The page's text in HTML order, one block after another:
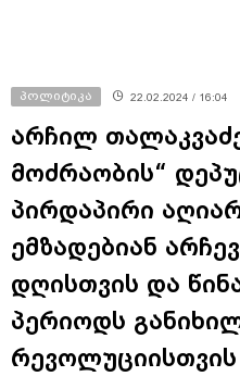
პოლიტიკა 22.02.2024 / 16:04
არჩილ
მოძრაობის“
პირდაპირი
ემზადებიან
დღისთვის და
პერიოდს